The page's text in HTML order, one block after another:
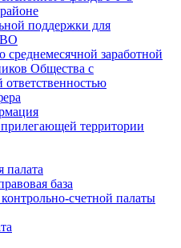
поддержки для
заработной
Общества с
ответственностью
территории
палата
база
контрольно-счетной палаты